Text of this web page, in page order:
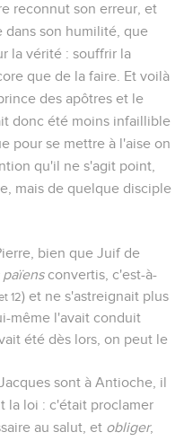
reconnut son erreur, et
dans son humilité, que
la vérité : souffrir la
que de la faire. Et voilà
des apôtres et le
donc été moins infaillible
pour se mettre à l'aise on
qu'il ne s'agit point,
mais de quelque disciple
bien que Juif de
païensconvertis, c'est-à-
12) et ne s'astreignait plus
même l'avait conduit
été dès lors, on peut le
sont à Antioche, il
la loi : c'était proclamer
au salut, et obliger,